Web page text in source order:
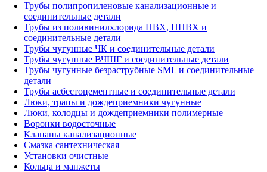
Трубы полипропиленовые канализационные и
соединительные детали
Трубы из поливинилхлорида ПВХ, НПВХ и
соединительные детали
Трубы чугунные ЧК и соединительные детали
Трубы чугунные ВЧШГ и соединительные детали
Трубы чугунные безраструбные SML и соединительные
детали
Трубы асбестоцементные и соединительные детали
Люки, трапы и дождеприемники чугунные
Люки, колодцы и дождеприемники полимерные
Воронки водосточные
Клапаны канализационные
Смазка сантехническая
Установки очистные
Кольца и манжеты